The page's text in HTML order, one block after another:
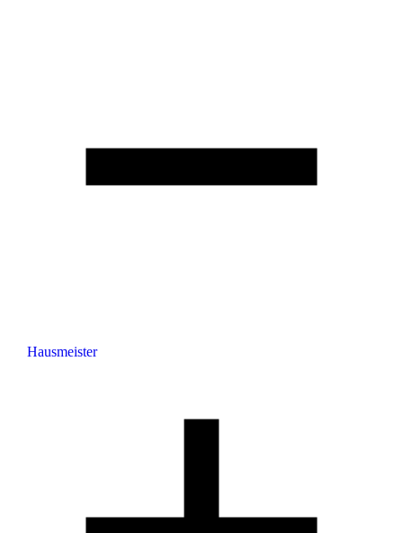
Hausmeister